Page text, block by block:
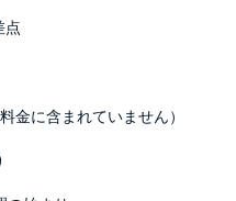
点
金に含まれていません）